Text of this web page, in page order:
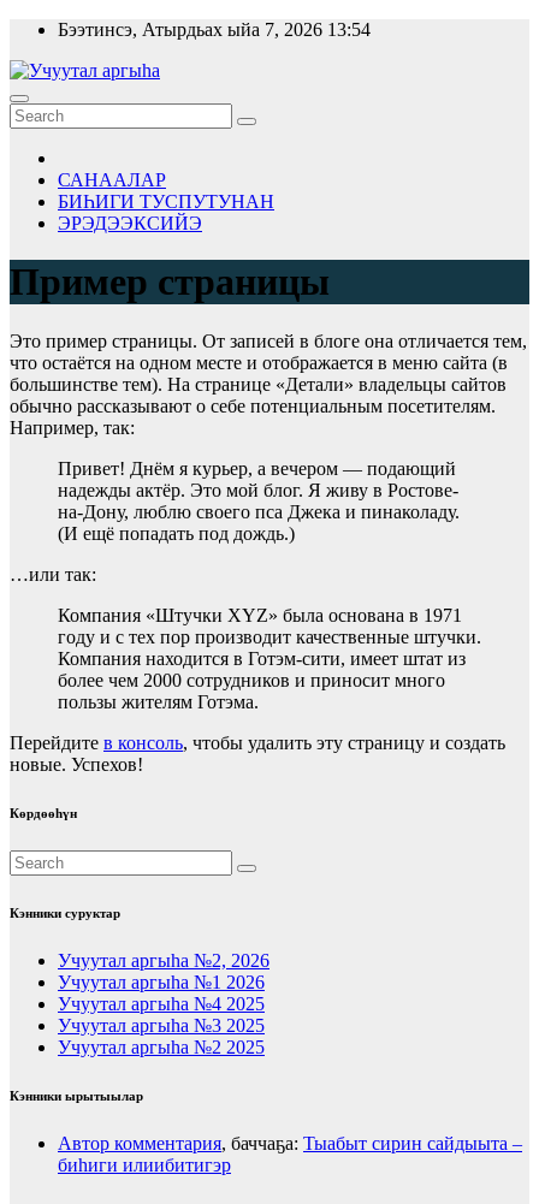
Skip
content
Бээтинсэ, Атырдьах ыйа 7, 2026 13:54
САНААЛАР
БИҺИГИ ТУСПУТУНАН
ЭРЭДЭЭКСИЙЭ
Пример страницы
Это пример страницы. От записей в блоге она отличается тем,
что остаётся на одном месте и отображается в меню сайта (в
большинстве тем). На странице «Детали» владельцы сайтов
обычно рассказывают о себе потенциальным посетителям.
Например, так:
Привет! Днём я курьер, а вечером — подающий
надежды актёр. Это мой блог. Я живу в Ростове-
на-Дону, люблю своего пса Джека и пинаколаду.
(И ещё попадать под дождь.)
…или так:
Компания «Штучки XYZ» была основана в 1971
году и с тех пор производит качественные штучки.
Компания находится в Готэм-сити, имеет штат из
более чем 2000 сотрудников и приносит много
пользы жителям Готэма.
Перейдите в консоль, чтобы удалить эту страницу и создать
новые. Успехов!
Көрдөөһүн
Кэнники суруктар
Учуутал аргыһа №2, 2026
Учуутал аргыһа №1 2026
Учуутал аргыһа №4 2025
Учуутал аргыһа №3 2025
Учуутал аргыһа №2 2025
Кэнники ырытыылар
Автор комментария, баччаҕа: Тыабыт сирин сайдыыта –
биһиги илиибитигэр